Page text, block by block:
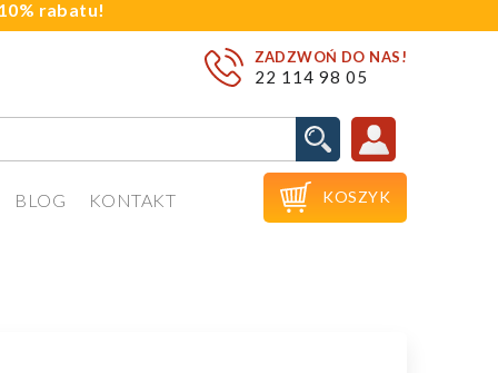
rabatu!
ZADZWOŃ DO NAS!
22 114 98 05
BLOG KONTAKT  KOSZYK